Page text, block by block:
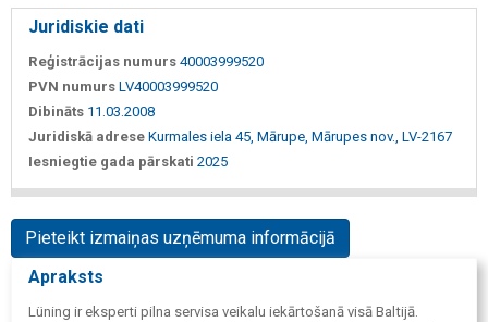
Juridiskie dati
Reģistrācijas numurs 40003999520
PVN numurs LV40003999520
Dibināts 11.03.2008
Juridiskā adrese Kurmales iela 45, Mārupe, Mārupes nov., LV-2167
Iesniegtie gada pārskati 2025
Pieteikt izmaiņas uzņēmuma informācijā
Apraksts
Lüning ir eksperti pilna servisa veikalu iekārtošanā visā Baltijā.